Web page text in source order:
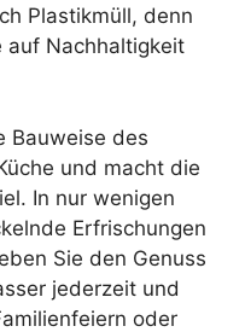
Plastikmüll, denn
auf Nachhaltigkeit
Bauweise des
und macht die
In nur wenigen
Erfrischungen
Sie den Genuss
jederzeit und
oder